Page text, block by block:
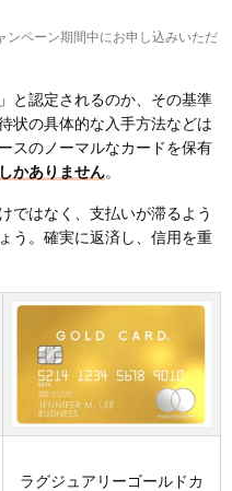
ンペーン期間中にお申し込みいただ
と認定されるのか、その基準
状の具体的な入手方法などは
スのノーマルなカードを保有
かありません。
ではなく、支払いが滞るよう
う。確実に返済し、信用を重
ラグジュアリーゴールドカ